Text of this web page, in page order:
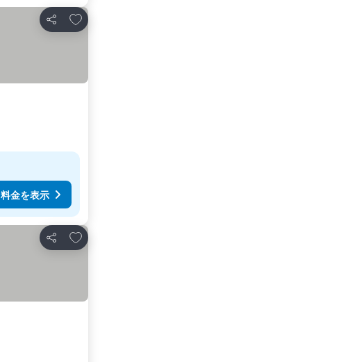
シェア
お気に入りに追加
料金を表示
シェア
お気に入りに追加